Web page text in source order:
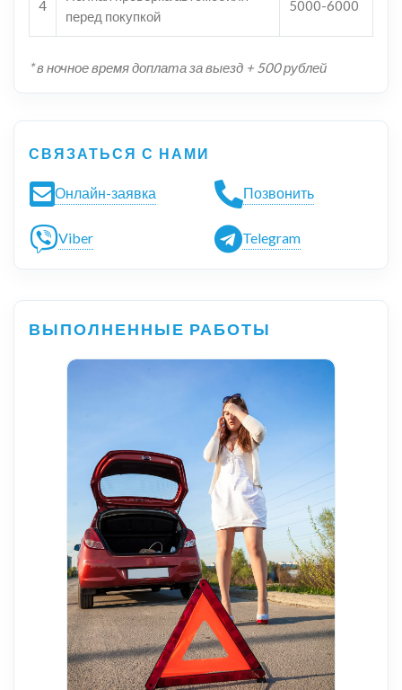
4
перед покупкой
5000-6000
* в ночное время доплата за выезд + 500 рублей
СВЯЗАТЬСЯ С НАМИ
Онлайн-заявка Позвонить
Viber Telegram
ВЫПОЛНЕННЫЕ РАБОТЫ